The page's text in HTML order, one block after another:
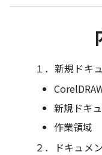
１．新規ドキ
新規ドキ
作業領域
２．ドキュメ